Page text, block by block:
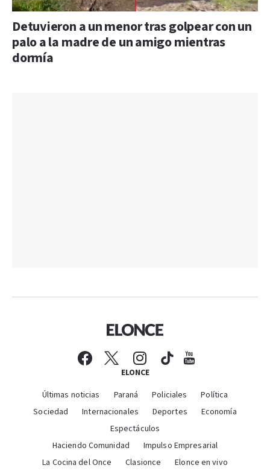
Detuvieron a un menor tras golpear con un
palo a la madre de un amigo mientras
dormía
ELONCE
Últimas noticias Paraná Policiales
Política
Sociedad
Internacionales Deportes
Economía
Espectáculos
Haciendo Comunidad
Impulso Empresarial
La Cocina del Once
Clasionce
Elonce en vivo